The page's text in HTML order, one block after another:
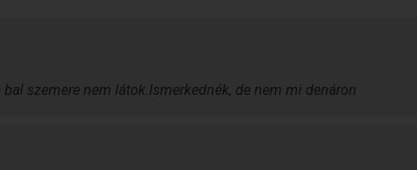
szemere nem látok.lsmerkednék, de nem mi denáron